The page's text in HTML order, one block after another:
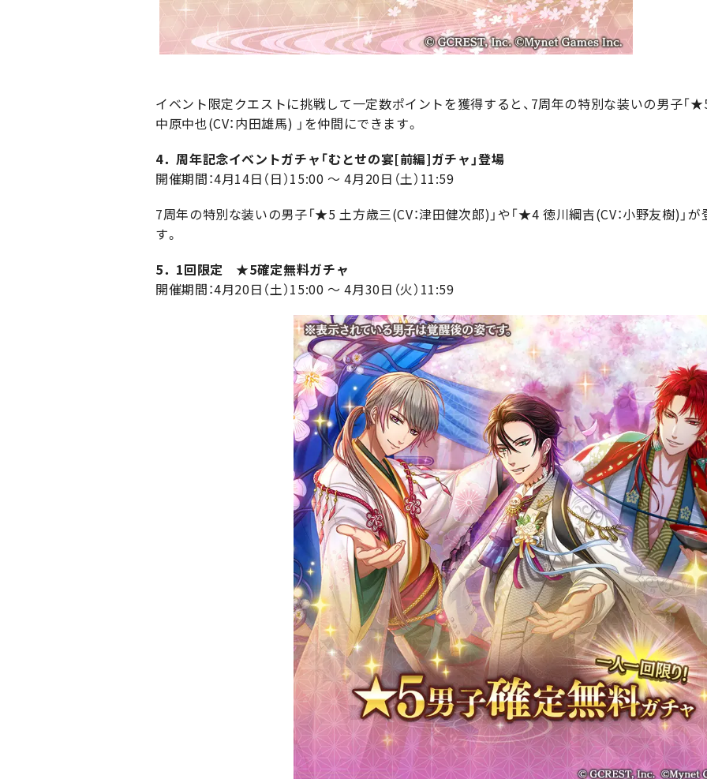
イベント限定クエストに挑戦して一定数ポイントを獲得すると、7周年の特別な装いの男子「★5
中原中也(CV：内田雄馬) 」を仲間にできます。
4．周年記念イベントガチャ「むとせの宴[前編]ガチャ」登場
開催期間：4月14日（日）15:00 ～ 4月20日（土）11:59
7周年の特別な装いの男子「★5 土方歳三(CV：津田健次郎)」や「★4 徳川綱吉(CV：小野友樹)」
す。
5．1回限定 ★5確定無料ガチャ
開催期間：4月20日（土）15:00 ～ 4月30日（火）11:59